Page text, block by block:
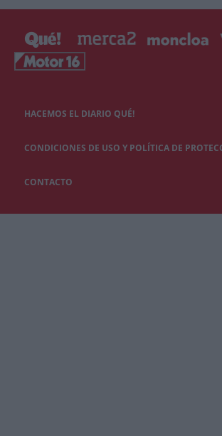
HACEMOS EL DIARIO QUÉ!
CONDICIONES DE USO Y POLÍTICA DE
CONTACTO